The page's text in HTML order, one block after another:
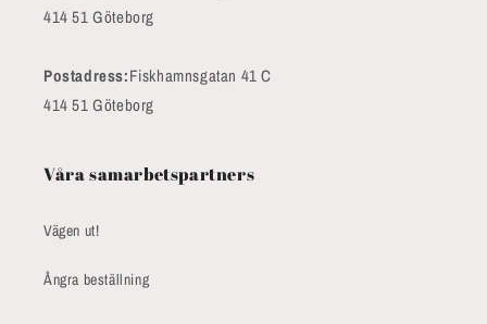
414 51 Göteborg
Postadress:Fiskhamnsgatan 41 C
414 51 Göteborg
Våra samarbetspartners
Vägen ut!
Ångra beställning